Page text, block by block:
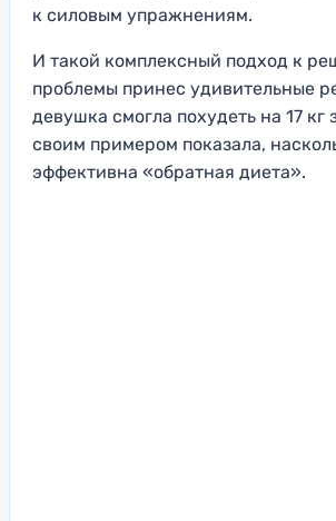
к силовым упражнениям.
И такой комплексный подход к
проблемы принес удивительные
девушка смогла похудеть на 17 кг
своим примером показала,
эффективна «обратная диета».